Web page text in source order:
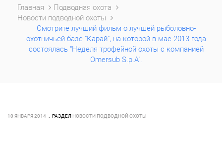
Главная
Подводная охота
Новости подводной охоты
Смотрите лучший фильм о лучшей рыболовно-
охотничьей базе "Карай", на которой в мае 2013 года
состоялась "Неделя трофейной охоты с компанией
Omersub S.p.A".
10 ЯНВАРЯ 2014 РАЗДЕЛ НОВОСТИ ПОДВОДНОЙ ОХОТЫ